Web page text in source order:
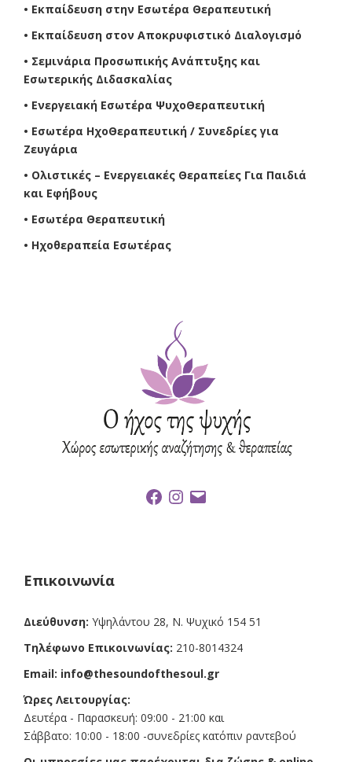
• Εκπαίδευση στην Εσωτέρα Θεραπευτική
• Εκπαίδευση στον Αποκρυφιστικό Διαλογισμό
• Σεμινάρια Προσωπικής Ανάπτυξης και
Εσωτερικής Διδασκαλίας
• Ενεργειακή Εσωτέρα ΨυχοΘεραπευτική
• Εσωτέρα ΗχοΘεραπευτική / Συνεδρίες για
Ζευγάρια
• Ολιστικές – Ενεργειακές Θεραπείες Για Παιδιά
και Εφήβους
• Εσωτέρα Θεραπευτική
• Ηχοθεραπεία Εσωτέρας
F
a
I
n
E
m
Επικοινωνία
Διεύθυνση: Υψηλάντου 28, Ν. Ψυχικό 154 51
Τηλέφωνο Επικοινωνίας: 210-8014324
Email: info@thesoundofthesoul.gr
Ώρες Λειτουργίας:
Δευτέρα - Παρασκευή: 09:00 - 21:00 και
Σάββατο: 10:00 - 18:00 -συνεδρίες κατόπιν ραντεβού